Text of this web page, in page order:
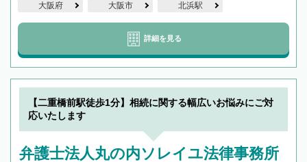
大阪府 大阪市 北浜駅
詳細を見る
【二重橋前駅徒歩1分】相続に関する幅広いお悩みにご対
応いたします
弁護士法人丸の内ソレイユ法律事務所